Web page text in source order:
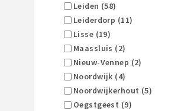
Leiden (58)
Leiderdorp (11)
Lisse (19)
Maassluis (2)
Nieuw-Vennep (2)
Noordwijk (4)
Noordwijkerhout (5)
Oegstgeest (9)